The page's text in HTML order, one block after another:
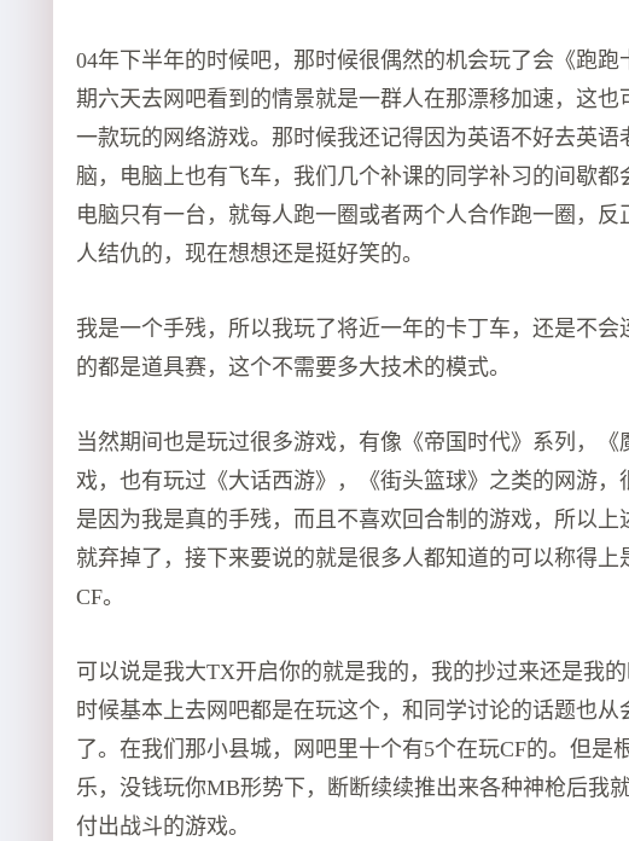
04年下半年的时候吧，那时候很偶然的机会玩了会《跑跑
期六天去网吧看到的情景就是一群人在那漂移加速，这也
一款玩的网络游戏。那时候我还记得因为英语不好去英
脑，电脑上也有飞车，我们几个补课的同学补习的间歇
电脑只有一台，就每人跑一圈或者两个人合作跑一圈，
人结仇的，现在想想还是挺好笑的。
我是一个手残，所以我玩了将近一年的卡丁车，还是不
的都是道具赛，这个不需要多大技术的模式。
当然期间也是玩过很多游戏，有像《帝国时代》系列，
戏，也有玩过《大话西游》，《街头篮球》之类的网游，
是因为我是真的手残，而且不喜欢回合制的游戏，所以
就弃掉了，接下来要说的就是很多人都知道的可以称得
CF。
可以说是我大TX开启你的就是我的，我的抄过来还是我
时候基本上去网吧都是在玩这个，和同学讨论的话题也
了。在我们那小县城，网吧里十个有5个在玩CF的。但是
乐，没钱玩你MB形势下，断断续续推出来各种神枪后我
付出战斗的游戏。